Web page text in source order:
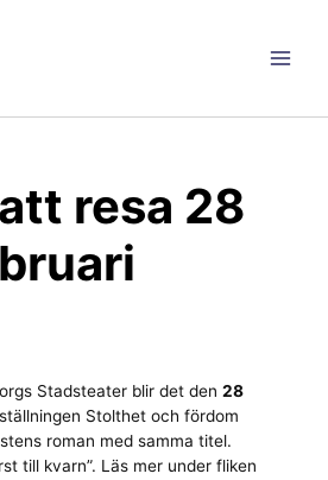
resa 28
Stadsteater blir det den 28
Stolthet och fördom
roman med samma titel.
till kvarn”. Läs mer under fliken